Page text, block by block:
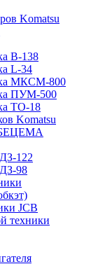
Komatsu
B-138
L-34
МКСМ-800
ПУМ-500
ТО-18
Komatsu
БЕЦЕМА
122
98
JCB
техники